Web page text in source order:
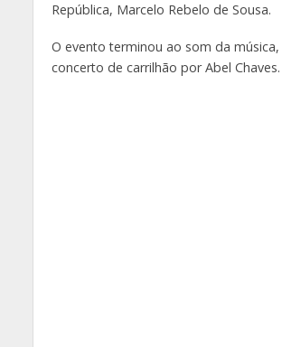
República, Marcelo Rebelo de Sousa.
O evento terminou ao som da
concerto de carrilhão por Abel Chaves.